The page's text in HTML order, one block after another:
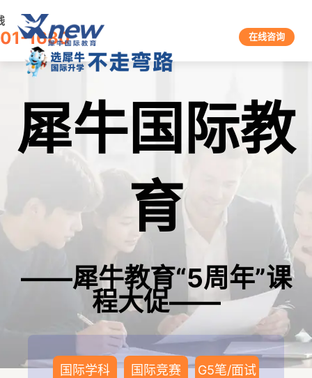
1680 在线咨询
犀牛国际教
育
——犀牛教育“5周年”课
程大促——
国际学科 国际竞赛 G5笔/面试